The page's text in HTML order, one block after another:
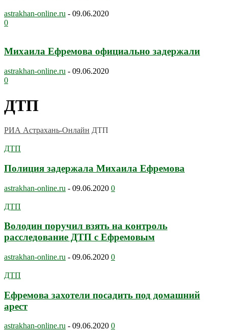
astrakhan-online.ru - 09.06.2020
0
Михаила Ефремова официально задержали
astrakhan-online.ru - 09.06.2020
0
ДТП
РИА Астрахань-Онлайн ДТП
ДТП
Полиция задержала Михаила Ефремова
astrakhan-online.ru - 09.06.2020 0
ДТП
Володин поручил взять на контроль
расследование ДТП с Ефремовым
astrakhan-online.ru - 09.06.2020 0
ДТП
Ефремова захотели посадить под домашний
арест
astrakhan-online.ru - 09.06.2020 0